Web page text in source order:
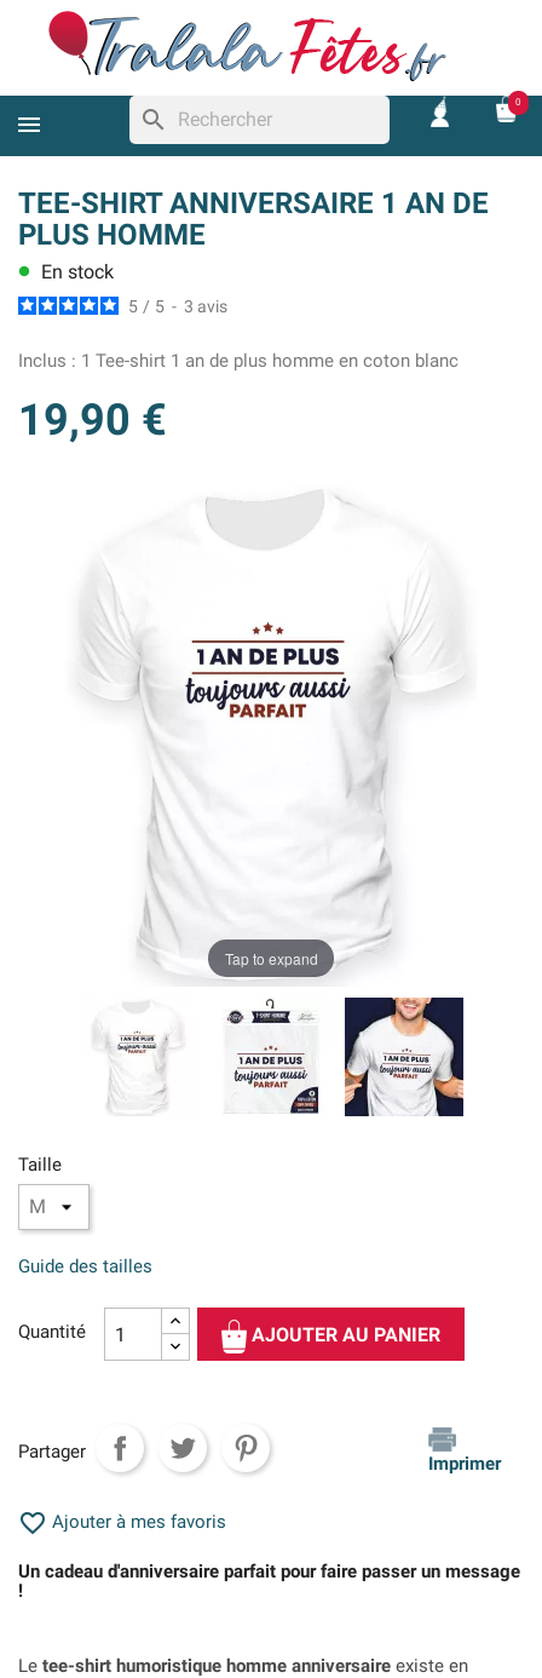
search
0
TEE-SHIRT ANNIVERSAIRE 1 AN DE
PLUS HOMME
lens En stock
5 / 5 - 3 avis
Inclus : 1 Tee-shirt 1 an de plus homme en coton blanc
19,90 €
Tap to expand
Taille
Guide des tailles
Quantité AJOUTER AU PANIER
Partager
Imprimer
 Ajouter à mes favoris
Un cadeau d'anniversaire parfait pour faire passer un message
!
Le tee-shirt humoristique homme anniversaire existe en